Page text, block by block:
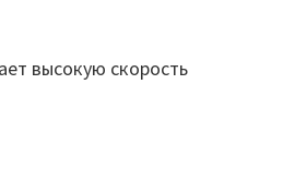
высокую скорость